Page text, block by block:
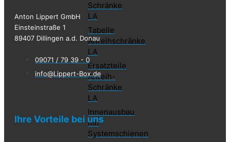
Schränke
LA
Tabelle
Anreihschränke
LA
Ersatzteile
Anreih-
Schränke
LA
Innenausbau
mit
Systemschienen
Anton Lippert GmbH
Einsteinstraße 1
89407 Dillingen a.d. Donau
09071 / 79 39 - 0
info@Lippert-Box.de
Ihre Vorteile bei uns